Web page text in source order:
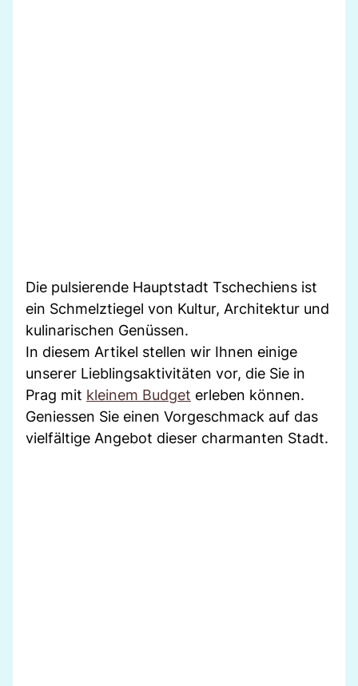
Die pulsierende Hauptstadt Tschechiens ist
ein Schmelztiegel von Kultur, Architektur und
kulinarischen Genüssen.
In diesem Artikel stellen wir Ihnen einige
unserer Lieblingsaktivitäten vor, die Sie in
Prag mit kleinem Budget erleben können.
Geniessen Sie einen Vorgeschmack auf das
vielfältige Angebot dieser charmanten Stadt.